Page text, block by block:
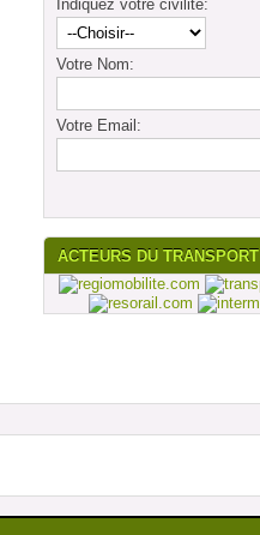
Indiquez votre civilité:
Votre Nom:
Votre Email:
ACTEURS DU TRANSPORT